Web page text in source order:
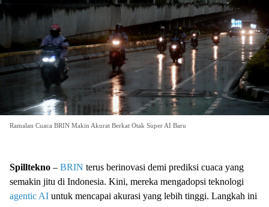
Ramalan Cuaca BRIN Makin Akurat Berkat Otak Super AI Baru
Spilltekno – BRIN terus berinovasi demi prediksi cuaca yang
semakin jitu di Indonesia. Kini, mereka mengadopsi teknologi
agentic AI untuk mencapai akurasi yang lebih tinggi. Langkah ini